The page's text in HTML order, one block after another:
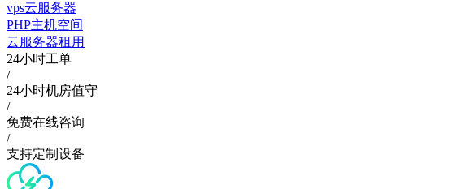
vps云服务器
PHP主机空间
云服务器租用
24小时工单
/
24小时机房值守
/
免费在线咨询
/
支持定制设备